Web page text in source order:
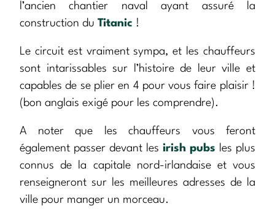
l’ancien chantier naval ayant assuré la
construction du Titanic !
Le circuit est vraiment sympa, et les chauffeurs
sont intarissables sur l’histoire de leur ville et
capables de se plier en 4 pour vous faire plaisir !
(bon anglais exigé pour les comprendre).
A noter que les chauffeurs vous feront
également passer devant les irish pubs les plus
connus de la capitale nord-irlandaise et vous
renseigneront sur les meilleures adresses de la
ville pour manger un morceau.